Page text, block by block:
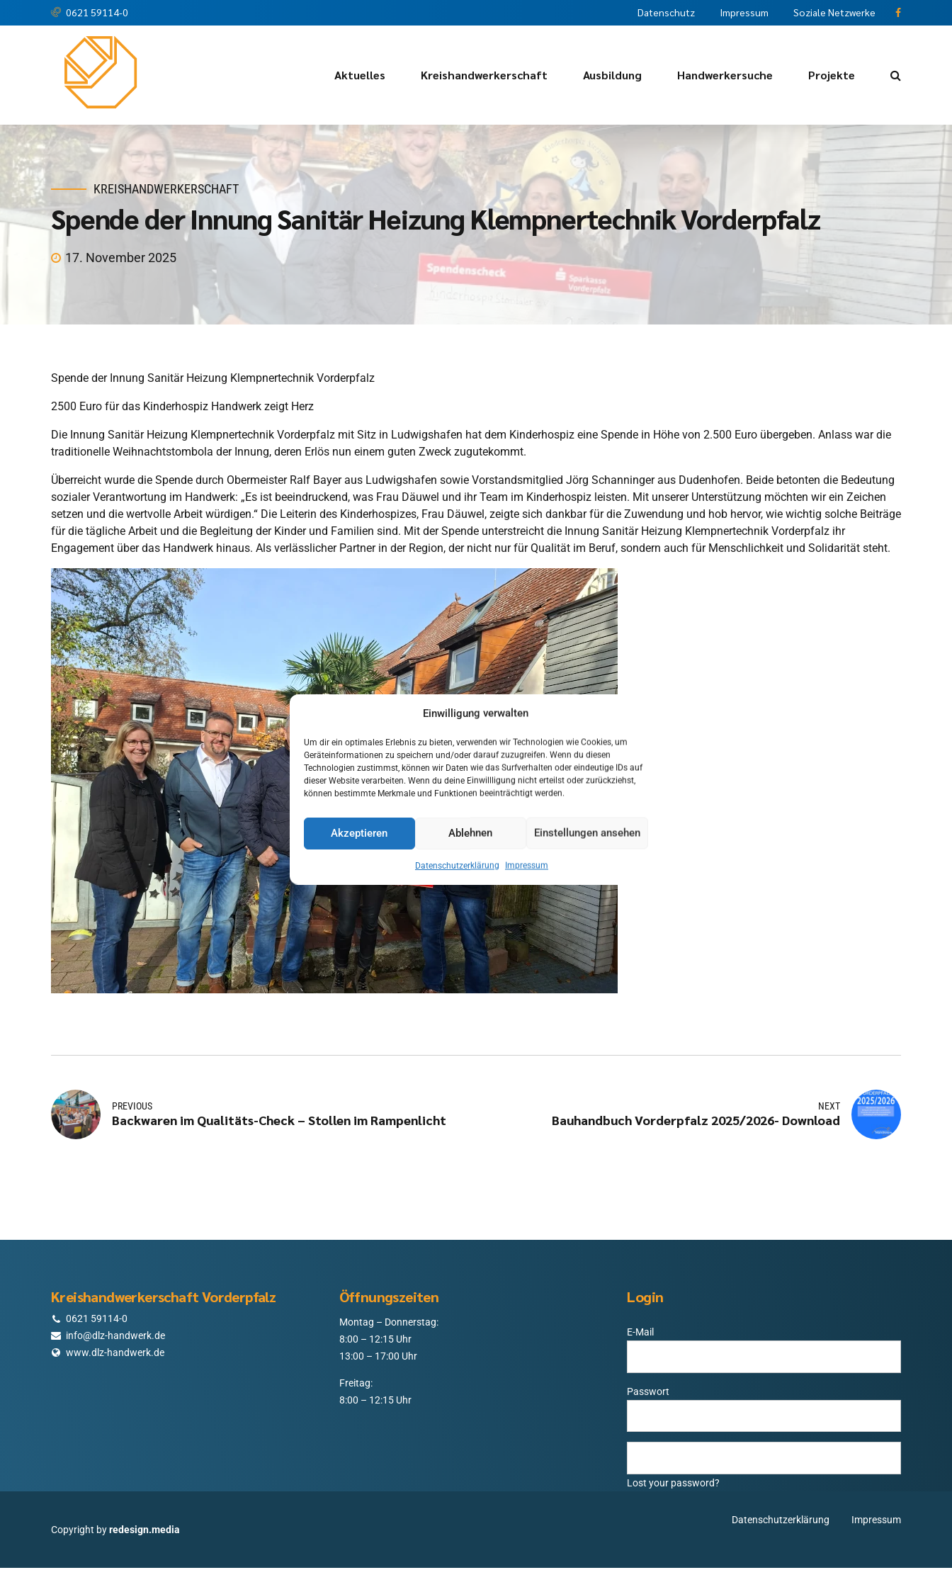
Einwilligung verwalten
Um dir ein optimales Erlebnis zu bieten, verwenden wir Technologien wie Cookies, um
Geräteinformationen zu speichern und/oder darauf zuzugreifen. Wenn du diesen
Technologien zustimmst, können wir Daten wie das Surfverhalten oder eindeutige IDs auf
dieser Website verarbeiten. Wenn du deine Einwillligung nicht erteilst oder zurückziehst,
können bestimmte Merkmale und Funktionen beeinträchtigt werden.
Akzeptieren Ablehnen Einstellungen ansehen
Datenschutzerklärung Impressum
0621 59114-0 Datenschutz Impressum Soziale Netzwerke
Aktuelles Kreishandwerkerschaft Ausbildung Handwerkersuche Projekte
KREISHANDWERKERSCHAFT
Spende der Innung Sanitär Heizung Klempnertechnik Vorderpfalz
17. November 2025
Spende der Innung Sanitär Heizung Klempnertechnik Vorderpfalz
2500 Euro für das Kinderhospiz Handwerk zeigt Herz
Die Innung Sanitär Heizung Klempnertechnik Vorderpfalz mit Sitz in Ludwigshafen hat dem Kinderhospiz eine Spende in Höhe von 2.500 Euro übergeben. Anlass war die
traditionelle Weihnachtstombola der Innung, deren Erlös nun einem guten Zweck zugutekommt.
Überreicht wurde die Spende durch Obermeister Ralf Bayer aus Ludwigshafen sowie Vorstandsmitglied Jörg Schanninger aus Dudenhofen. Beide betonten die Bedeutung
sozialer Verantwortung im Handwerk: „Es ist beeindruckend, was Frau Däuwel und ihr Team im Kinderhospiz leisten. Mit unserer Unterstützung möchten wir ein Zeichen
setzen und die wertvolle Arbeit würdigen.“ Die Leiterin des Kinderhospizes, Frau Däuwel, zeigte sich dankbar für die Zuwendung und hob hervor, wie wichtig solche Beiträge
für die tägliche Arbeit und die Begleitung der Kinder und Familien sind. Mit der Spende unterstreicht die Innung Sanitär Heizung Klempnertechnik Vorderpfalz ihr
Engagement über das Handwerk hinaus. Als verlässlicher Partner in der Region, der nicht nur für Qualität im Beruf, sondern auch für Menschlichkeit und Solidarität steht.
PREVIOUS
Backwaren im Qualitäts-Check – Stollen im Rampenlicht
NEXT
Bauhandbuch Vorderpfalz 2025/2026- Download
Kreishandwerkerschaft Vorderpfalz
0621 59114-0
info@dlz-handwerk.de
www.dlz-handwerk.de
Öffnungszeiten
Montag – Donnerstag:
8:00 – 12:15 Uhr
13:00 – 17:00 Uhr
Freitag:
8:00 – 12:15 Uhr
Login
E-Mail
Passwort
Lost your password?
Copyright byredesign.media
Datenschutzerklärung Impressum